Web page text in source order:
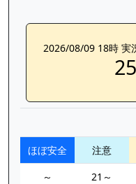
2026/08/09 18時 実
ほぼ安全 注意
～
21～